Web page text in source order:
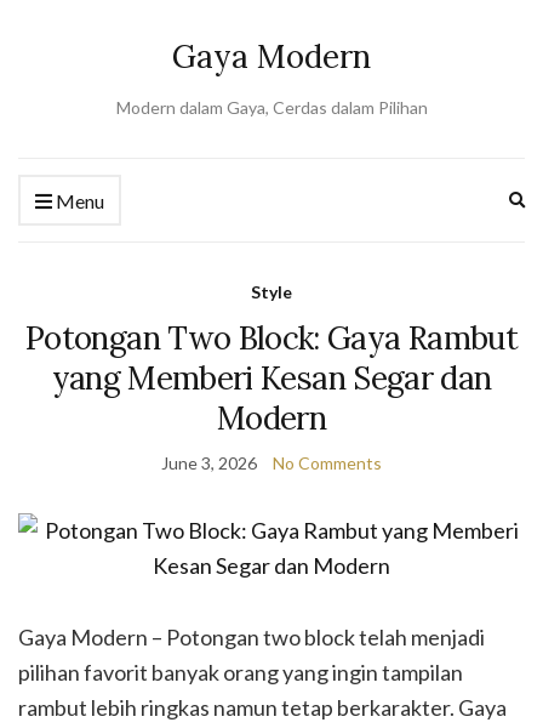
Gaya Modern
Modern dalam Gaya, Cerdas dalam Pilihan
Menu
Style
Potongan Two Block: Gaya Rambut
yang Memberi Kesan Segar dan
Modern
June 3, 2026 No Comments
Gaya Modern – Potongan two block telah menjadi
pilihan favorit banyak orang yang ingin tampilan
rambut lebih ringkas namun tetap berkarakter. Gaya